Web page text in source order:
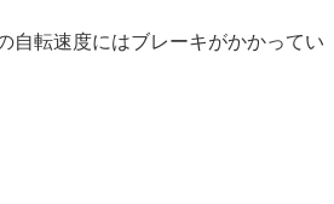
自転速度にはブレーキがかかってい